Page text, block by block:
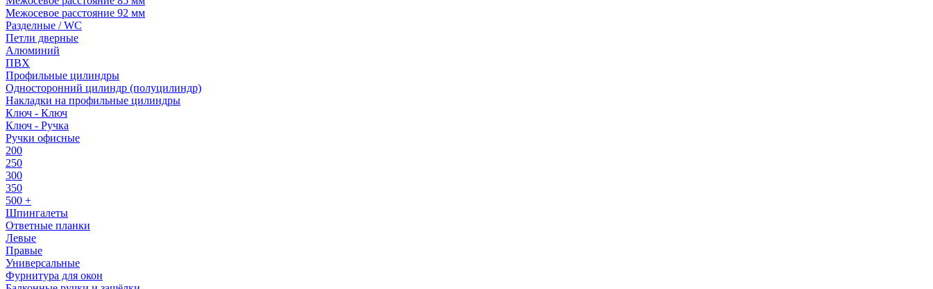
Межосевое расстояние 92 мм
Разделные / WC
Петли дверные
Алюминий
ПВХ
Профильные цилиндры
Односторонний цилиндр (полуцилиндр)
Накладки на профильные цилиндры
Ключ - Ключ
Ключ - Ручка
Ручки офисные
200
250
300
350
500 +
Шпингалеты
Ответные планки
Левые
Правые
Универсальные
Фурнитура для окон